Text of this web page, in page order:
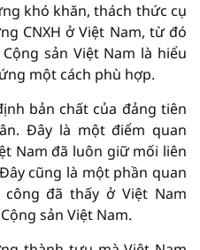
khó khăn, thách thức cụ
CNXH ở Việt Nam, từ đó
sản Việt Nam là hiểu
một cách phù hợp.
bản chất của đảng tiên
Đây là một điểm quan
Nam đã luôn giữ mối liên
cũng là một phần quan
đã thấy ở Việt Nam
sản Việt Nam.